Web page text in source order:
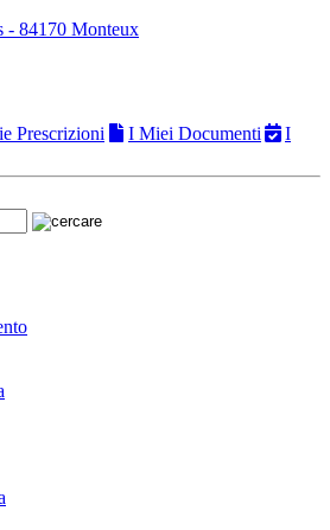
- 84170 Monteux
Prescrizioni I Miei Documenti
I